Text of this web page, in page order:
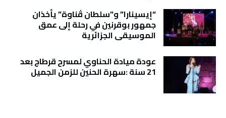
“إيسينارا” و”سلطان ڤناوة” يأخذان
جمهور بوقرنين في رحلة إلى عمق
الموسيقى الجزائرية
عودة ميادة الحناوي لمسرح قرطاج بعد
21 سنة :سهرة الحنين للزمن الجميل